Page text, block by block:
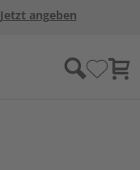
Jetzt angeben